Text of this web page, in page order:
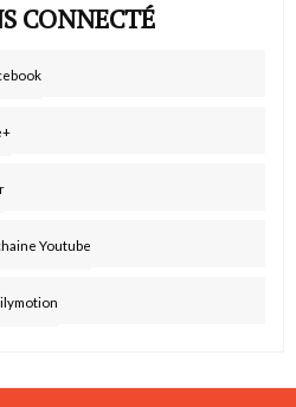
CONNECTÉ
Youtube